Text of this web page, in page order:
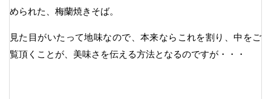
められた、梅蘭焼きそば。
見た目がいたって地味なので、本来ならこれを割り、中をご
覧頂くことが、美味さを伝える方法となるのですが・・・